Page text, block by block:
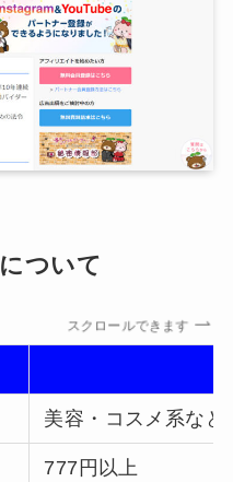
について
スクロールできます
美容・コスメ系な
777円以上